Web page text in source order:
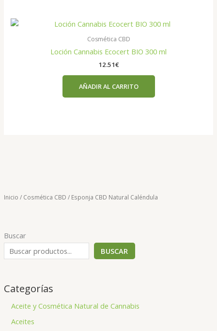
Inicio / Cosmética CBD / Esponja CBD Natural Caléndula
Buscar
BUSCAR
Categorías
Aceite y Cosmética Natural de Cannabis
Aceites
Cosmética CBD
Loción Cannabis Ecocert BIO 300 ml
12.51€
AÑADIR AL CARRITO